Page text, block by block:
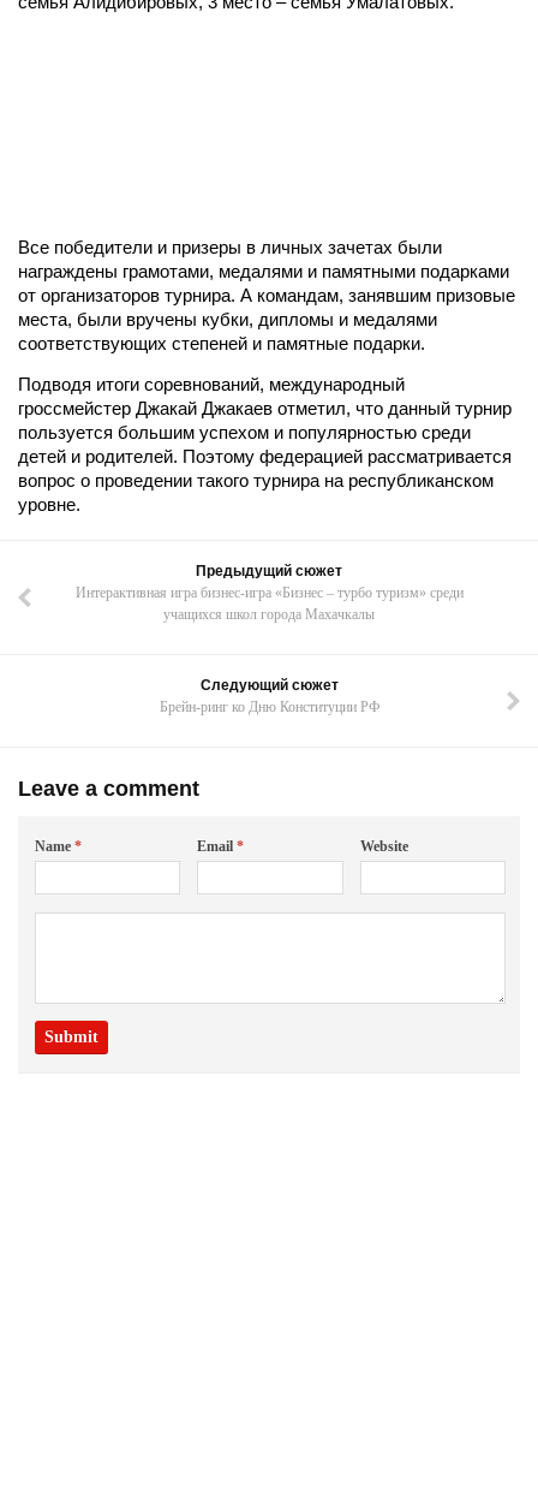
Все победители и призеры в личных зачетах были
награждены грамотами, медалями и памятными подарками
от организаторов турнира. А командам, занявшим призовые
места, были вручены кубки, дипломы и медалями
соответствующих степеней и памятные подарки.
Подводя итоги соревнований, международный
гроссмейстер Джакай Джакаев отметил, что данный турнир
пользуется большим успехом и популярностью среди
детей и родителей. Поэтому федерацией рассматривается
вопрос о проведении такого турнира на республиканском
уровне.
Предыдущий сюжет
Интерактивная игра бизнес-игра «Бизнес – турбо туризм» среди
учащихся школ города Махачкалы
Следующий сюжет
Брейн-ринг ко Дню Конституции РФ
Leave a comment
Name * Email* Website